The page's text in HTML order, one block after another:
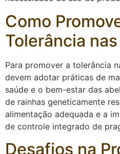
Como
Tolerância
Para promover a tolerância
devem adotar práticas de
saúde e o bem-estar das
de rainhas geneticamente
alimentação adequada e a
de controle integrado de
Desafios na